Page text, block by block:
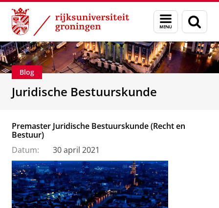
Skip
Content
Skip
Navigation
Menu
en
zoeken
Over ons Voorlichting
Blog
Juridische Bestuurskunde
Premaster Juridische Bestuurskunde (Recht en
Bestuur)
Datum:
30 april 2021